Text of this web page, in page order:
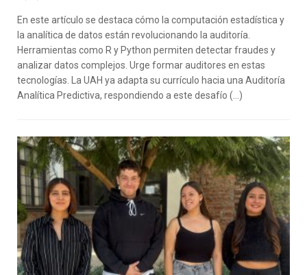
En este artículo se destaca cómo la computación estadística y
la analítica de datos están revolucionando la auditoría.
Herramientas como R y Python permiten detectar fraudes y
analizar datos complejos. Urge formar auditores en estas
tecnologías. La UAH ya adapta su currículo hacia una Auditoría
Analítica Predictiva, respondiendo a este desafío (…)